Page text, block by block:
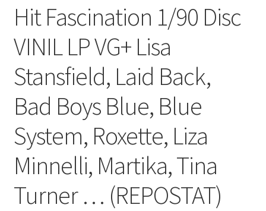
lei0,00
Hit Fascination 1/90 Disc
VINIL LP VG+ Lisa
Stansfield, Laid Back,
Bad Boys Blue, Blue
System, Roxette, Liza
Minnelli, Martika, Tina
Turner … (REPOSTAT)